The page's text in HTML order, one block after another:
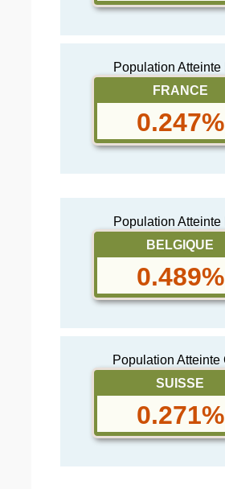
Population Atteinte
FRANCE
0.247%
Population Atteinte
BELGIQUE
0.489%
Population Atteinte
SUISSE
0.271%